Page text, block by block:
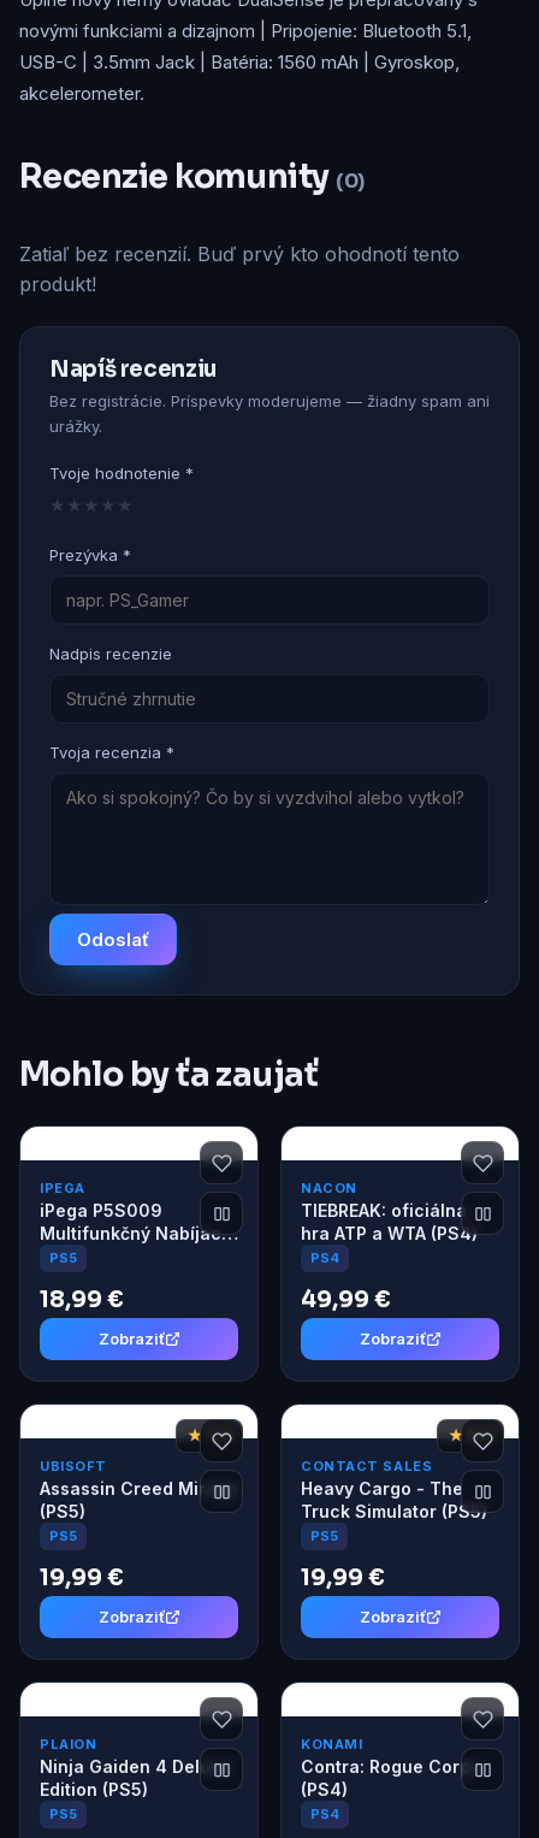
novými funkciami a dizajnom | Pripojenie: Bluetooth 5.1,
USB-C | 3.5mm Jack | Batéria: 1560 mAh | Gyroskop,
akcelerometer.
Recenzie komunity (0)
Zatiaľ bez recenzií. Buď prvý kto ohodnotí tento
produkt!
Napíš recenziu
Bez registrácie. Príspevky moderujeme — žiadny spam ani
urážky.
Tvoje hodnotenie *
★
★
★
★
★
Prezývka *
Nadpis recenzie
Tvoja recenzia *
Odoslať
Mohlo by ťa zaujať
IPEGA
iPega P5S009
Multifunkčný Nabíjací
Stojan pre PS5/PS5
Slim biely
PS5
18,99 €
Zobraziť
NACON
TIEBREAK: oficiálna
hra ATP a WTA (PS4)
PS4
49,99 €
Zobraziť
★ 7,8
UBISOFT
Assassin Creed Mirage
(PS5)
PS5
19,99 €
Zobraziť
★ 6,2
CONTACT SALES
Heavy Cargo - The
Truck Simulator (PS5)
PS5
19,99 €
Zobraziť
PLAION
Ninja Gaiden 4 Deluxe
Edition (PS5)
PS5
KONAMI
Contra: Rogue Corps
(PS4)
PS4